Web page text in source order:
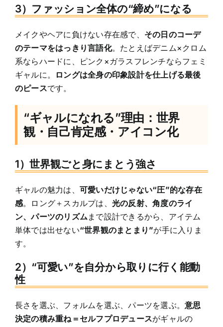
3）ファッション全体の“締め”になる
メイクやヘアに負けない存在感で、 その日のコーデ
のテーマをはっきり言語化。たとえばデニム×クロム
系ならハードに、ピンク×ガラスフレンチならフェミ
ギャルに。
ロングは全身の印象設計を仕上げる最後
のピースです。
“ギャルになれる”理由：世界
観・自己肯定感・アイコン化
1）世界観ごと身にまとう強さ
ギャルの魅力は、 可愛いだけじゃない“圧”的な存在
感。ロング＋スカルプは、 光の反射、角度のライ
ン、パーツのリズムまで設計できるから、アイテム
単体では出せない“世界観のまとまり”が手に入りま
す。
2）“可愛い”を自分から取りに行く能動
性
長さを選ぶ、フォルムを選ぶ、パーツを選ぶ。意思
決定の積み重ね＝セルフプロデュースがギャルの